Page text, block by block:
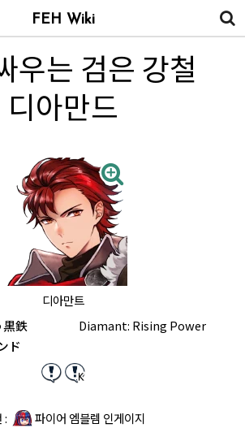
우는 검은 강철
디아만드
디아만트
鉄
ド
Diamant: Rising Power
: 파이어 엠블렘 인게이지
FEH Wiki